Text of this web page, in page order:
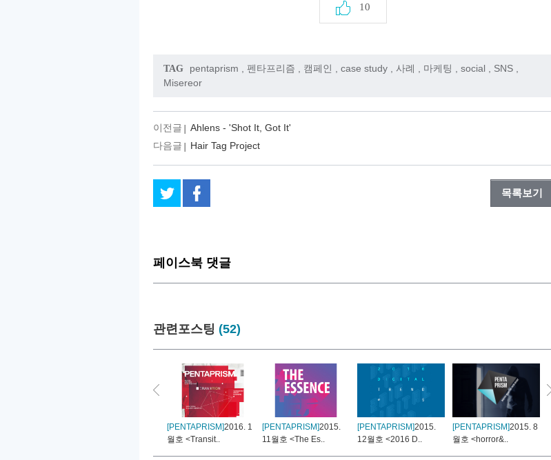
10
TAG pentaprism 펜타프리즘 캠페인 case study 사례 마케팅 social SNS
Misereor
이전글
Ahlens - 'Shot It, Got It'
다음글
Hair Tag Project
목록보기
페이스북 댓글
관련포스팅 (52)
[PENTAPRISM]2016. 1
월호 <Transit..
[PENTAPRISM]2015.
11월호 <The Es..
[PENTAPRISM]2015.
12월호 <2016 D..
[PENTAPRISM]2015. 8
월호 <horror&..